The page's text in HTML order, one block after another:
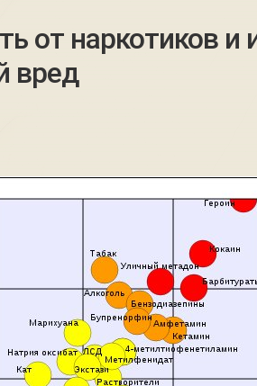
от наркотиков и
вред